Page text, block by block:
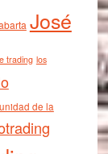
José
trading los
de la